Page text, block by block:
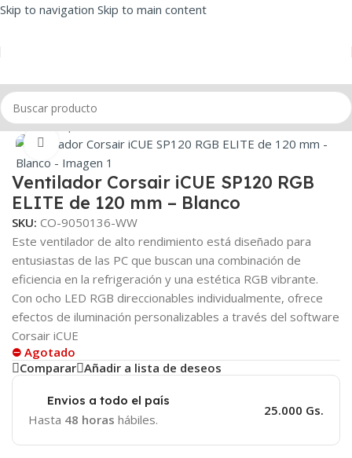
Skip to navigation Skip to main content
Inicio/Componentes/Cooler
Click to enlarge
Ventilador Corsair iCUE SP120 RGB
ELITE de 120 mm – Blanco
SKU: CO-9050136-WW
Este ventilador de alto rendimiento está diseñado para
entusiastas de las PC que buscan una combinación de
eficiencia en la refrigeración y una estética RGB vibrante.
Con ocho LED RGB direccionables individualmente, ofrece
efectos de iluminación personalizables a través del software
Corsair iCUE
⛔ Agotado
Comparar Añadir a lista de deseos
Envios a todo el país
Hasta 48 horas hábiles.
25.000 Gs.